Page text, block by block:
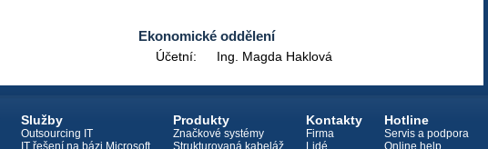
Ekonomické oddělení
Účetní: Ing. Magda Haklová
Služby
Outsourcing IT
IT řešení na bázi Microsoft
Produkty
Značkové systémy
Strukturovaná kabeláž
Kontakty
Firma
Lidé
Hotline
Servis a podpora
Online help